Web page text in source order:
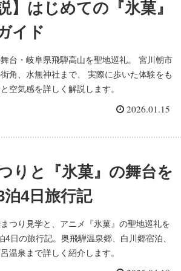
】はじめての『氷菓』
イド
台・岐阜県飛騨高山を聖地巡礼。 宮川朝市
角、水無神社まで、 実際に歩いた体験をも
空気感を詳しく解説します。
2026.01.15
りと『氷菓』の舞台を
4日旅行記
つり見学と、アニメ『氷菓』の聖地巡礼を
4日の旅行記。奥飛騨温泉郷、白川郷宿泊、
温泉まで詳しく紹介します。